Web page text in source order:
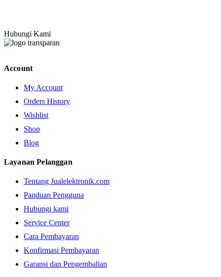
Hubungi Kami
Account
My Account
Orders History
Wishlist
Shop
Blog
Layanan Pelanggan
Tentang Jualelektronik.com
Panduan Pengguna
Hubungi kami
Service Center
Cara Pembayaran
Konfirmasi Pembayaran
Garansi dan Pengembalian